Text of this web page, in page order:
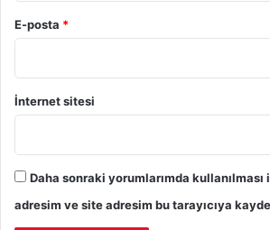
E-posta *
İnternet sitesi
Daha sonraki yorumlarımda kullanılması
adresim ve site adresim bu tarayıcıya